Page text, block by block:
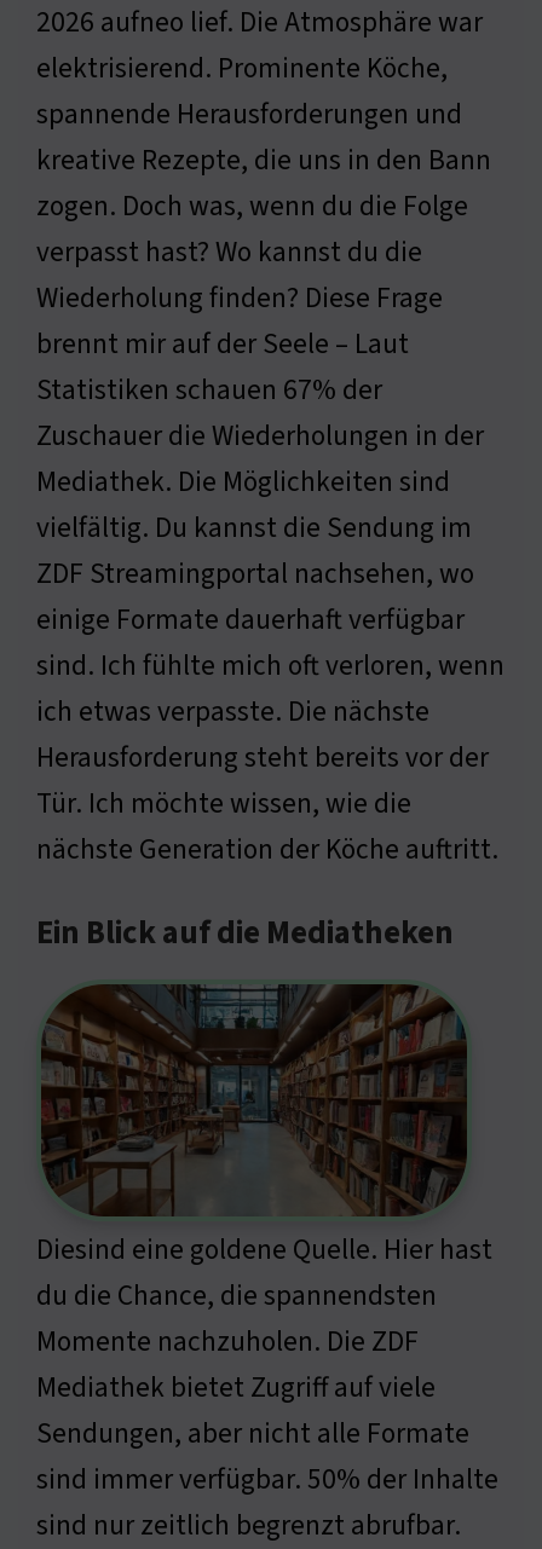
2026 aufneo lief. Die Atmosphäre war
elektrisierend. Prominente Köche,
spannende Herausforderungen und
kreative Rezepte, die uns in den Bann
zogen. Doch was, wenn du die Folge
verpasst hast? Wo kannst du die
Wiederholung finden? Diese Frage
brennt mir auf der Seele – Laut
Statistiken schauen 67% der
Zuschauer die Wiederholungen in der
Mediathek. Die Möglichkeiten sind
vielfältig. Du kannst die Sendung im
ZDF Streamingportal nachsehen, wo
einige Formate dauerhaft verfügbar
sind. Ich fühlte mich oft verloren, wenn
ich etwas verpasste. Die nächste
Herausforderung steht bereits vor der
Tür. Ich möchte wissen, wie die
nächste Generation der Köche auftritt.
Ein Blick auf die Mediatheken
Diesind eine goldene Quelle. Hier hast
du die Chance, die spannendsten
Momente nachzuholen. Die ZDF
Mediathek bietet Zugriff auf viele
Sendungen, aber nicht alle Formate
sind immer verfügbar. 50% der Inhalte
sind nur zeitlich begrenzt abrufbar.